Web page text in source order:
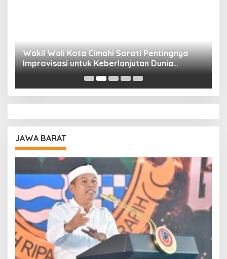
Wakil Wali Kota Cimahi Soroti Pentingnya
Improvisasi untuk Keberlanjutan Dunia
Pendidikan
JAWA BARAT